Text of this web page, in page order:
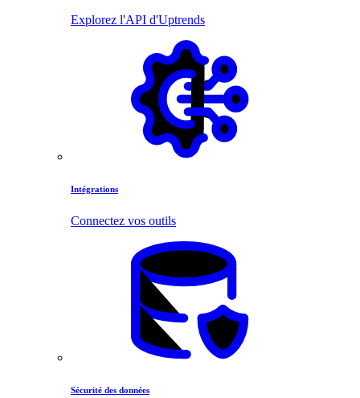
Explorez l'API d'Uptrends
Intégrations
Connectez vos outils
Sécurité des données